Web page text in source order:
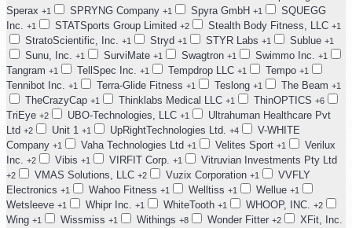
Sperax +1 SPRYNG Company +1 Spyra GmbH +1
SQUEGG
Inc. +1 STATSports Group Limited +2 Stealth Body Fitness, LLC +1
StratoScientific, Inc. +1 Stryd +1 STYR Labs +1 Sublue +1
Sunu, Inc. +1 SurviMate +1 Swagtron +1 Swimmo Inc. +1
Tangram +1 TellSpec Inc. +1 Tempdrop LLC +1 Tempo +1
Tennibot Inc. +1 Terra-Glide Fitness +1 Teslong +1 The Beam +1
TheCrazyCap +1 Thinklabs Medical LLC +1 ThinOPTICS +6
TriEye +2 UBO-Technologies, LLC +1
Ultrahuman Healthcare Pvt
Ltd +2 Unit 1 +1 UpRightTechnologies Ltd. +4
V-WHITE
Company +1 Vaha Technologies Ltd +1 Velites Sport +1
Verilux
Inc. +2 Vibis +1 VIRFIT Corp. +1 Vitruvian Investments Pty Ltd
+2 VMAS Solutions, LLC +2 Vuzix Corporation +1
VVFLY
Electronics +1 Wahoo Fitness +1 Welltiss +1 Wellue +1
Wetsleeve +1 Whipr Inc. +1 WhiteTooth +1 WHOOP, INC. +2
Wing +1 Wissmiss +1 Withings +8 Wonder Fitter +2 XFit, Inc.